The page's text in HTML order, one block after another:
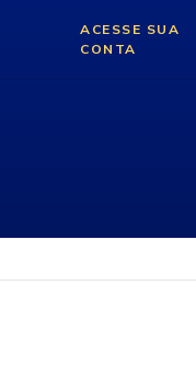
ACESSE SUA
CONTA